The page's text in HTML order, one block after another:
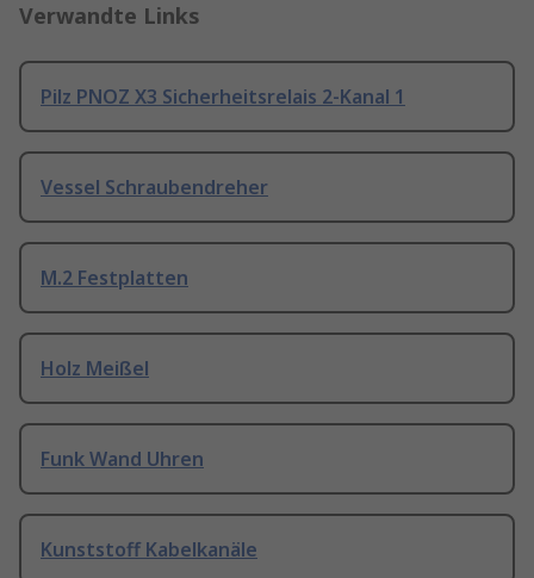
Verwandte Links
Pilz PNOZ X3 Sicherheitsrelais 2-Kanal 1
Vessel Schraubendreher
M.2 Festplatten
Holz Meißel
Funk Wand Uhren
Kunststoff Kabelkanäle